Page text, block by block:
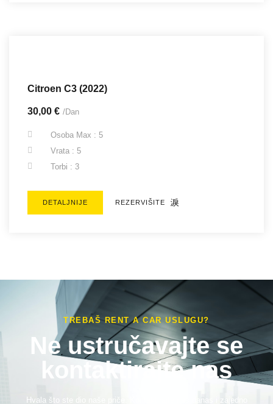
Citroen C3 (2022)
30,00 € /Dan
Osoba Max : 5
Vrata : 5
Torbi : 3
DETALJNIJE REZERVIŠITE
TREBAŠ RENT A CAR USLUGU?
Ne ustručavajte se
kontaktirajte nas
Hvala što ste dio naše priče. Kontaktirajte nas danas i zajedno